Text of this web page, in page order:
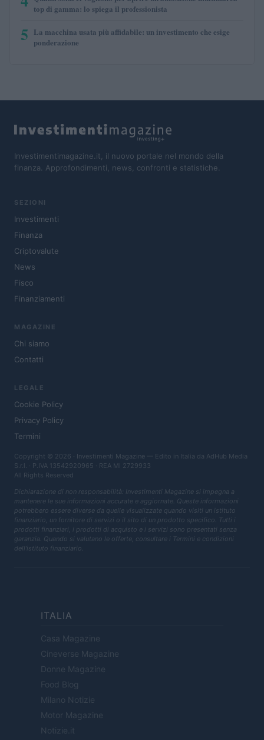
top di gamma: lo spiega il professionista
5 La macchina usata più affidabile: un investimento che esige
ponderazione
Investimentimagazine.it, il nuovo portale nel mondo della
finanza. Approfondimenti, news, confronti e statistiche.
SEZIONI
Investimenti
Finanza
Criptovalute
News
Fisco
Finanziamenti
MAGAZINE
Chi siamo
Contatti
LEGALE
Cookie Policy
Privacy Policy
Termini
Copyright © 2026 · Investimenti Magazine — Edito in Italia da AdHub Media
S.r.l. · P.IVA 13542920965 · REA MI 2729933
All Rights Reserved
Dichiarazione di non responsabilità: Investimenti Magazine si impegna a
mantenere le sue informazioni accurate e aggiornate. Queste informazioni
potrebbero essere diverse da quelle visualizzate quando visiti un istituto
finanziario, un fornitore di servizi o il sito di un prodotto specifico. Tutti i
prodotti finanziari, i prodotti di acquisto e i servizi sono presentati senza
garanzia. Quando si valutano le offerte, consultare i Termini e condizioni
dell'istituto finanziario.
ITALIA
Casa Magazine
Cineverse Magazine
Donne Magazine
Food Blog
Milano Notizie
Motor Magazine
Notizie.it